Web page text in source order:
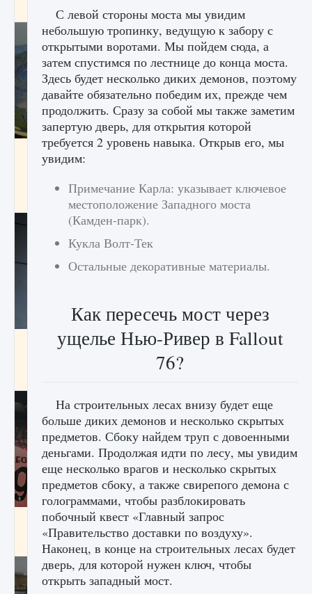
9 августа 2024
Как исправить ошибку Palworld EPalworld
«Идет сохранение мира — Невозможно
9 августа 2024 2 711
Все новые функции в режиме карьеры EA
Входят ли «Милан» и «Интер» в EA FC 25
9 августа 2024 1
С левой стороны моста мы увидим
небольшую тропинку, ведущую к забору с
открытыми воротами. Мы пойдем сюда, а
затем спустимся по лестнице до конца моста.
Здесь будет несколько диких демонов, поэтому
давайте обязательно победим их, прежде чем
продолжить. Сразу за собой мы также заметим
запертую дверь, для открытия которой
требуется 2 уровень навыка. Открыв его, мы
увидим:
Примечание Карла: указывает ключевое
местоположение Западного моста
(Камден-парк).
Кукла Волт-Тек
Остальные декоративные материалы.
Как пересечь мост через
ущелье Нью-Ривер в Fallout
76?
На строительных лесах внизу будет еще
больше диких демонов и несколько скрытых
предметов. Сбоку найдем труп с довоенными
деньгами. Продолжая идти по лесу, мы увидим
еще несколько врагов и несколько скрытых
предметов сбоку, а также свирепого демона с
голограммами, чтобы разблокировать
побочный квест «Главный запрос
«Правительство доставки по воздуху».
Наконец, в конце на строительных лесах будет
дверь, для которой нужен ключ, чтобы
открыть западный мост.